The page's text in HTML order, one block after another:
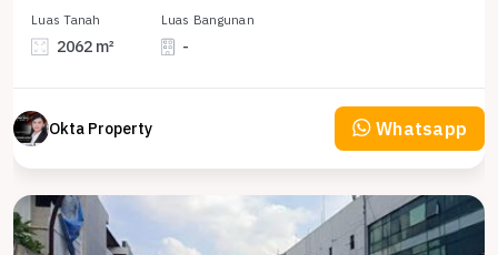
Luas Tanah
2062 m²
Luas Bangunan
-
Okta Property Whatsapp